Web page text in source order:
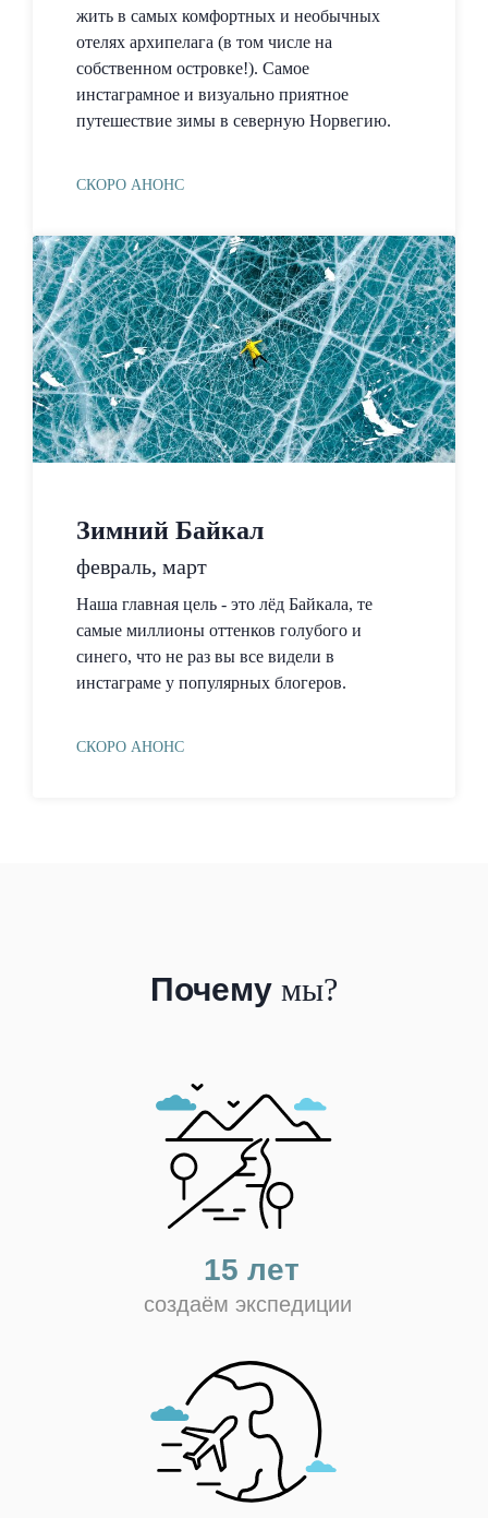
жить в самых комфортных и необычных
отелях архипелага (в том числе на
собственном островке!). Самое
инстаграмное и визуально приятное
путешествие зимы в северную Норвегию.
СКОРО АНОНС
Зимний Байкал
февраль, март
Наша главная цель - это лёд Байкала, те
самые миллионы оттенков голубого и
синего, что не раз вы все видели в
инстаграме у популярных блогеров.
СКОРО АНОНС
Почему мы?
создаём экспедиции
15 лет